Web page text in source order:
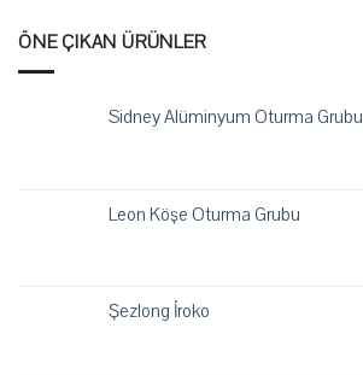
ÖNE ÇIKAN ÜRÜNLER
Sidney Alüminyum Oturma Grubu
Leon Köşe Oturma Grubu
Şezlong İroko